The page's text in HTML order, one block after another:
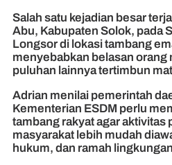
Salah satu kejadian besar
Abu, Kabupaten Solok, pada
Longsor di lokasi tambang
menyebabkan belasan orang
puluhan lainnya tertimbun
Adrian menilai pemerintah
Kementerian ESDM perlu
tambang rakyat agar aktivitas
masyarakat lebih mudah
hukum, dan ramah